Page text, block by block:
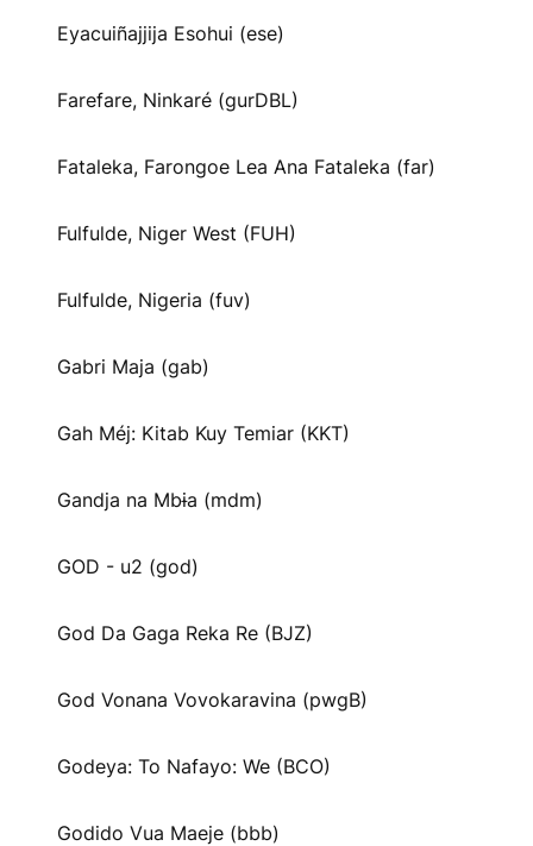
Eyacuiñajjija Esohui (ese)
Farefare, Ninkaré (gurDBL)
Fataleka, Farongoe Lea Ana Fataleka (far)
Fulfulde, Niger West (FUH)
Fulfulde, Nigeria (fuv)
Gabri Maja (gab)
Gah Méj: Kitab Kuy Temiar (KKT)
Gandja na Mbɨa (mdm)
GOD - u2 (god)
God Da Gaga Reka Re (BJZ)
God Vonana Vovokaravina (pwgB)
Godeya: To Nafayo: We (BCO)
Godido Vua Maeje (bbb)